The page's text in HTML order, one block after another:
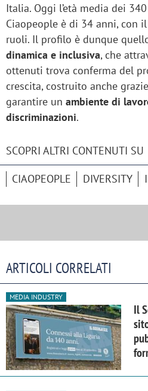
Italia. Oggi l’età media dei
Ciaopeople è di 34 anni, con
ruoli. Il profilo è dunque
dinamica e inclusiva, che
ottenuti trova conferma del
crescita, costruito anche
garantire un ambiente di
discriminazioni.
SCOPRI ALTRI CONTENUTI SU
CIAOPEOPLE DIVERSITY
ARTICOLI CORRELATI
MEDIA INDUSTRY
Il